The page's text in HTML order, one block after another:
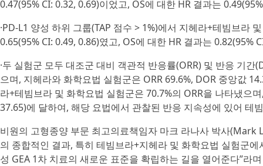
0.47(95% CI: 0.32, 0.69)이었고, OS에 대한 HR 결과는
·PD-L1 양성 하위 그룹(TAP 점수 > 1%)에서 지헤라+테빔브라
0.65(95% CI: 0.49, 0.86)였고, OS에 대한 HR 결과는 0.82(95%
·두 실험군 모두 대조군 대비 객관적 반응률(ORR) 및 반응 기
으며, 지헤라와 화학요법 실험군은 ORR 69.6%, DOR 중앙값
라+테빔브라 및 화학요법 실험군은 70.7%의 ORR을 나타냈으
37.65)에 달하여, 해당 요법에서 관찰된 반응 지속성에 있어 테
비원의 고형종양 부문 최고의료책임자 마크 라나사 박사(Mark
의 종합적인 결과, 특히 테빔브라+지헤라 및 화학요법 실험군
성 GEA 1차 치료의 새로운 표준을 확립하는 길을 열어준다”라